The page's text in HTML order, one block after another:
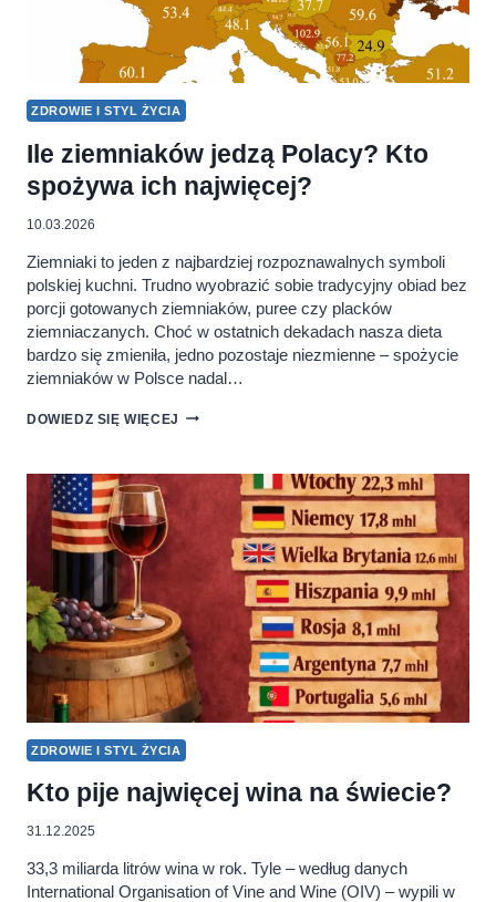
ZDROWIE I STYL ŻYCIA
Ile ziemniaków jedzą Polacy? Kto
spożywa ich najwięcej?
10.03.2026
Ziemniaki to jeden z najbardziej rozpoznawalnych symboli
polskiej kuchni. Trudno wyobrazić sobie tradycyjny obiad bez
porcji gotowanych ziemniaków, puree czy placków
ziemniaczanych. Choć w ostatnich dekadach nasza dieta
bardzo się zmieniła, jedno pozostaje niezmienne – spożycie
ziemniaków w Polsce nadal…
DOWIEDZ SIĘ WIĘCEJ ILE
KTO
SPOŻYWA
NAJWIĘCEJ?
ZDROWIE I STYL ŻYCIA
Kto pije najwięcej wina na świecie?
31.12.2025
33,3 miliarda litrów wina w rok. Tyle – według danych
International Organisation of Vine and Wine (OIV) – wypili w